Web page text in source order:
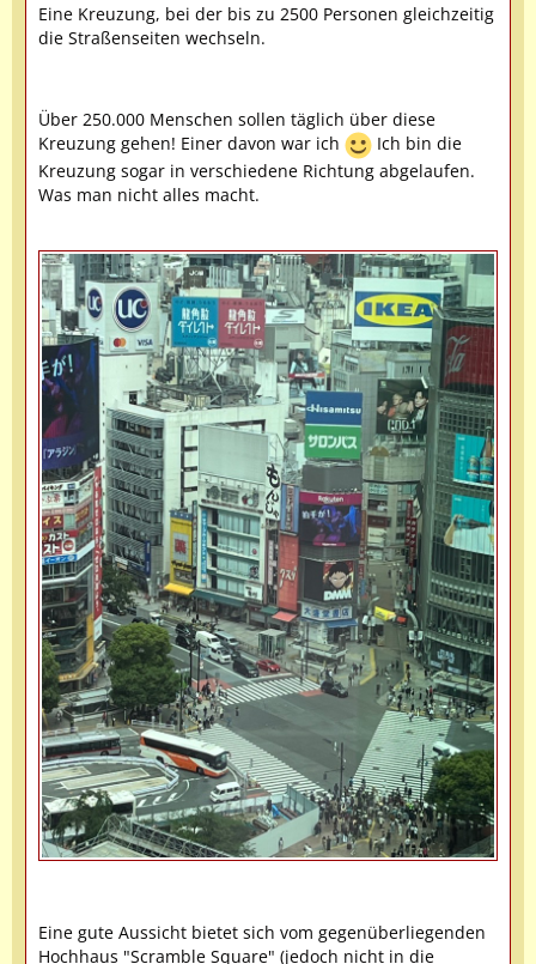
Eine Kreuzung, bei der bis zu 2500 Personen gleichzeitig
die Straßenseiten wechseln.
Über 250.000 Menschen sollen täglich über diese
Kreuzung gehen! Einer davon war ich
Ich bin die
Kreuzung sogar in verschiedene Richtung abgelaufen.
Was man nicht alles macht.
Eine gute Aussicht bietet sich vom gegenüberliegenden
Hochhaus "Scramble Square" (jedoch nicht in die